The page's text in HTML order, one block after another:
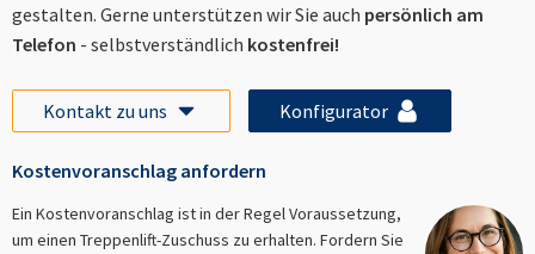
gestalten. Gerne unterstützen wir Sie auch persönlich am
Telefon - selbstverständlich kostenfrei!
Kontakt zu uns Konfigurator
Kostenvoranschlag anfordern
Ein Kostenvoranschlag ist in der Regel Voraussetzung,
um einen Treppenlift-Zuschuss zu erhalten. Fordern Sie